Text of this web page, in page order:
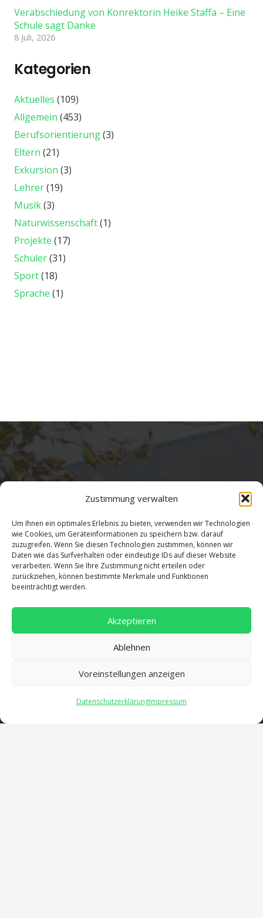
Zustimmung verwalten
Um Ihnen ein optimales Erlebnis zu bieten, verwenden wir Technologien
wie Cookies, um Geräteinformationen zu speichern bzw. darauf
zuzugreifen. Wenn Sie diesen Technologien zustimmen, können wir
Daten wie das Surfverhalten oder eindeutige IDs auf dieser Website
verarbeiten. Wenn Sie Ihre Zustimmung nicht erteilen oder
zurückziehen, können bestimmte Merkmale und Funktionen
beeinträchtigt werden.
Akzeptieren
Ablehnen
Voreinstellungen anzeigen
DatenschutzerklärungImpressum
Verabschiedung von Konrektorin Heike Staffa – Eine
Schule sagt Danke
8 Juli, 2026
Kategorien
Aktuelles (109)
Allgemein (453)
Berufsorientierung(3)
Eltern (21)
Exkursion (3)
Lehrer(19)
Musik(3)
Naturwissenschaft(1)
Projekte (17)
Schüler(31)
Sport(18)
Sprache (1)
Adresse
Salentinstr. 12